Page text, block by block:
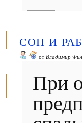
СОН И
от Владимир
При